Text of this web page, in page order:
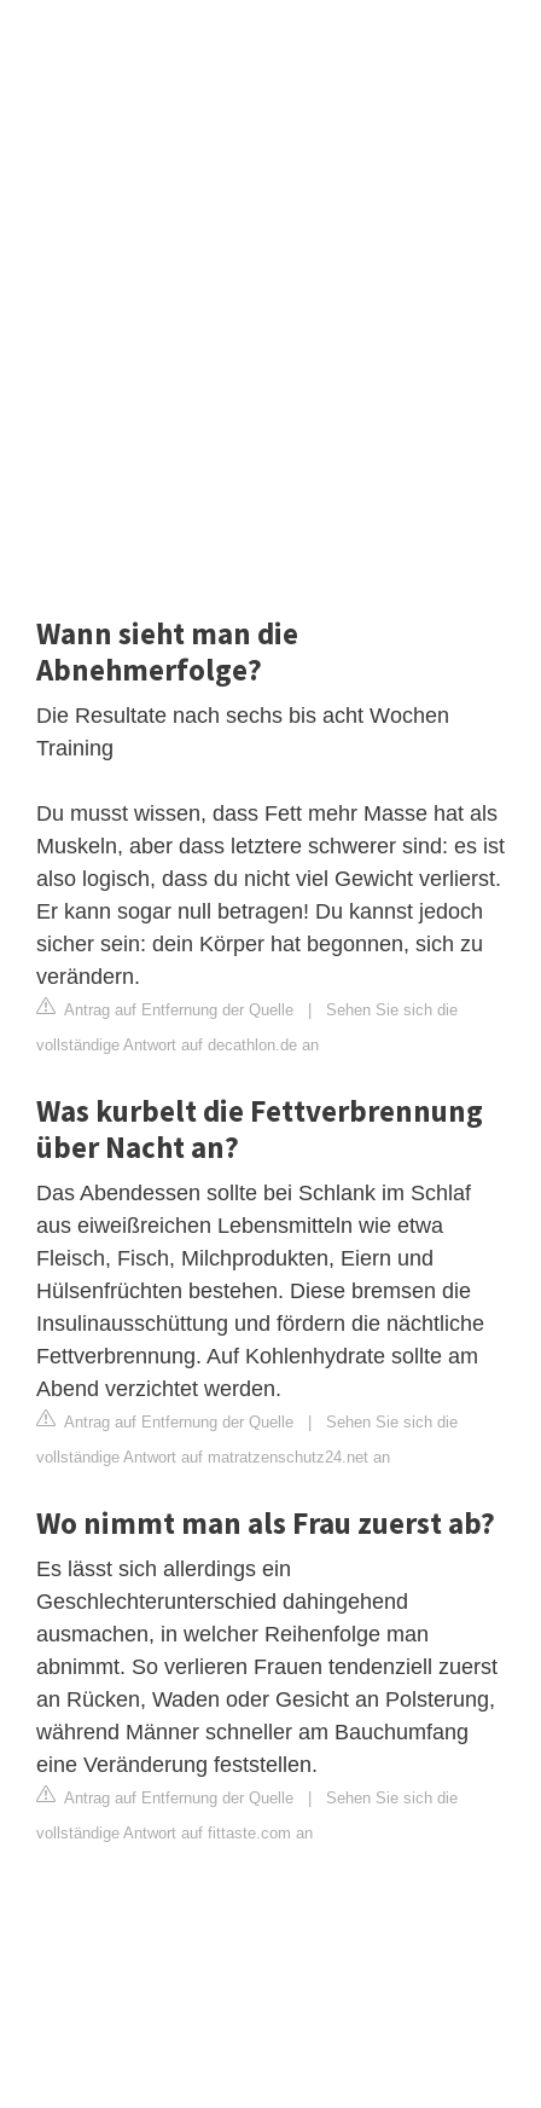
Wann sieht man die
Abnehmerfolge?
Die Resultate nach sechs bis acht Wochen
Training
Du musst wissen, dass Fett mehr Masse hat als
Muskeln, aber dass letztere schwerer sind: es ist
also logisch, dass du nicht viel Gewicht verlierst.
Er kann sogar null betragen! Du kannst jedoch
sicher sein: dein Körper hat begonnen, sich zu
verändern.
Antrag auf Entfernung der Quelle | Sehen Sie sich die
vollständige Antwort auf decathlon.de an
Was kurbelt die Fettverbrennung
über Nacht an?
Das Abendessen sollte bei Schlank im Schlaf
aus eiweißreichen Lebensmitteln wie etwa
Fleisch, Fisch, Milchprodukten, Eiern und
Hülsenfrüchten bestehen. Diese bremsen die
Insulinausschüttung und fördern die nächtliche
Fettverbrennung. Auf Kohlenhydrate sollte am
Abend verzichtet werden.
Antrag auf Entfernung der Quelle | Sehen Sie sich die
vollständige Antwort auf matratzenschutz24.net an
Wo nimmt man als Frau zuerst ab?
Es lässt sich allerdings ein
Geschlechterunterschied dahingehend
ausmachen, in welcher Reihenfolge man
abnimmt. So verlieren Frauen tendenziell zuerst
an Rücken, Waden oder Gesicht an Polsterung,
während Männer schneller am Bauchumfang
eine Veränderung feststellen.
Antrag auf Entfernung der Quelle | Sehen Sie sich die
vollständige Antwort auf fittaste.com an